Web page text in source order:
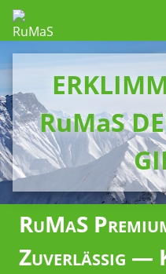
RuMaS
RuMaS
Zuverlässig —